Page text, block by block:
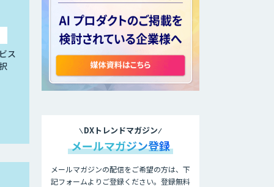
ス
DXトレンドマガジン
メールマガジン登録
メールマガジンの配信をご希望の方は、下
記フォームよりご登録ください。登録無料